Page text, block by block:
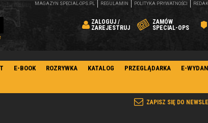
ZALOGUJ /
ZAREJESTRUJ
ZAMÓW
SPECIAL-OPS
MAGAZYN SPECIAL-OPS.PL REGULAMIN POLITYKA PRYWATNOŚCI
E-BOOK ROZRYWKA KATALOG PRZEGLĄDARKA E-
ZAPISZ SIĘ DO